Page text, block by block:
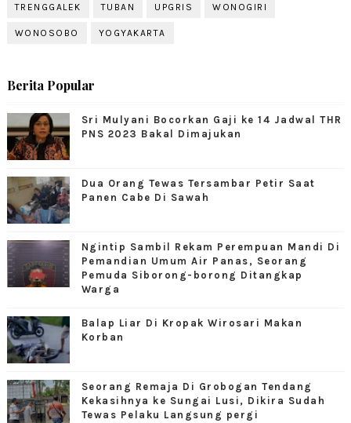
TRENGGALEK TUBAN UPGRIS WONOGIRI
WONOSOBO YOGYAKARTA
Berita Popular
Sri Mulyani Bocorkan Gaji ke 14 Jadwal THR
PNS 2023 Bakal Dimajukan
Dua Orang Tewas Tersambar Petir Saat
Panen Cabe Di Sawah
Ngintip Sambil Rekam Perempuan Mandi Di
Pemandian Umum Air Panas, Seorang
Pemuda Siborong-borong Ditangkap
Warga
Balap Liar Di Kropak Wirosari Makan
Korban
Seorang Remaja Di Grobogan Tendang
Kekasihnya ke Sungai Lusi, Dikira Sudah
Tewas Pelaku Langsung pergi